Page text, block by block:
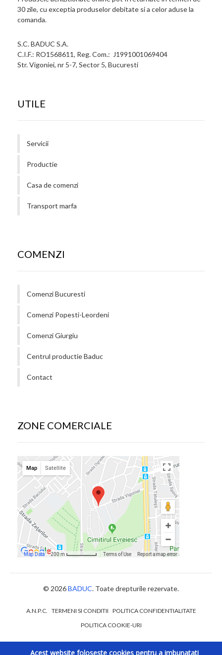
30 zile, cu exceptia produselor debitate si a celor aduse la
comanda.
S.C. BADUC S.A.
C.I.F.: RO1568611, Reg. Com.: J1991001069404
Str. Vigoniei, nr 5-7, Sector 5, Bucuresti
UTILE
Servicii
Productie
Casa de comenzi
Transport marfa
COMENZI
Comenzi Bucuresti
Comenzi Popesti-Leordeni
Comenzi Giurgiu
Centrul productie Baduc
Contact
ZONE COMERCIALE
© 2026BADUC. Toate drepturile rezervate.
A.N.P.C. TERMENI SI CONDITII POLITICA CONFIDENTIALITATE
POLITICA COOKIE-URI
Acest website foloseste cookies pentru a imbunatati